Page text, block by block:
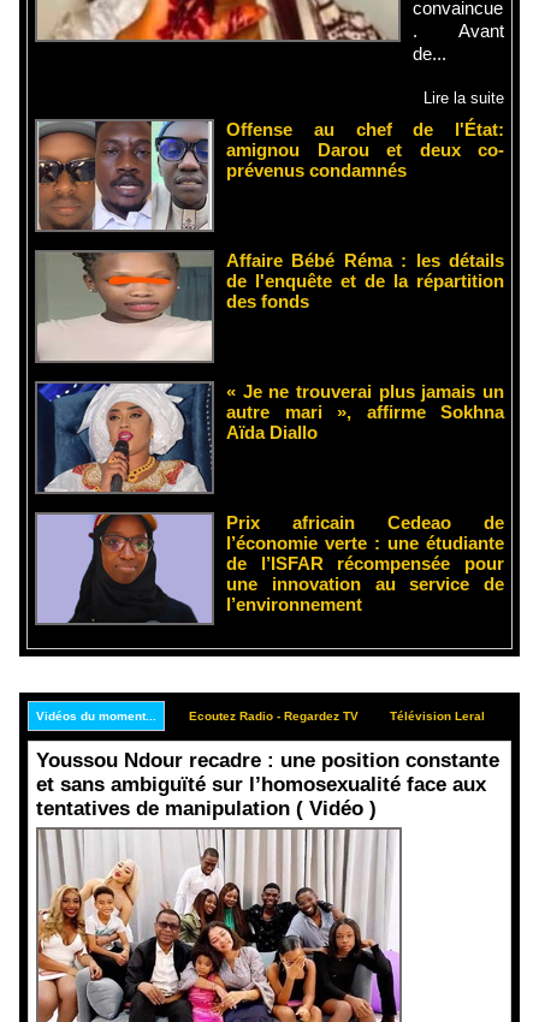
convaincue
. Avant
de...
Lire la suite
Offense au chef de l'État:
amignou Darou et deux co-
prévenus condamnés
Affaire Bébé Réma : les détails
de l'enquête et de la répartition
des fonds
« Je ne trouverai plus jamais un
autre mari », affirme Sokhna
Aïda Diallo
Prix africain Cedeao de
l’économie verte : une étudiante
de l’ISFAR récompensée pour
une innovation au service de
l’environnement
Vidéos du moment... Ecoutez Radio - Regardez TV Télévision Leral
Youssou Ndour recadre : une position constante
et sans ambiguïté sur l’homosexualité face aux
tentatives de manipulation ( Vidéo )